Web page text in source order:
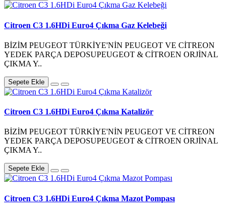
Citroen C3 1.6HDi Euro4 Çıkma Gaz Kelebeği
BİZİM PEUGEOT TÜRKİYE'NİN PEUGEOT VE CİTREON
YEDEK PARÇA DEPOSUPEUGEOT & CİTROEN ORJİNAL
ÇIKMA Y..
Sepete Ekle
Citroen C3 1.6HDi Euro4 Çıkma Katalizör
BİZİM PEUGEOT TÜRKİYE'NİN PEUGEOT VE CİTREON
YEDEK PARÇA DEPOSUPEUGEOT & CİTROEN ORJİNAL
ÇIKMA Y..
Sepete Ekle
Citroen C3 1.6HDi Euro4 Çıkma Mazot Pompası